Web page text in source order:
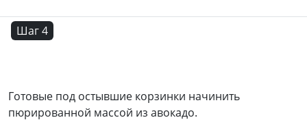
Шаг 4
Готовые под остывшие корзинки начинить
пюрированной массой из авокадо.